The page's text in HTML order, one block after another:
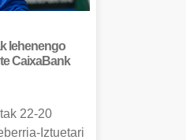
lehenengo
CaixaBank
22-20
Iztuetari